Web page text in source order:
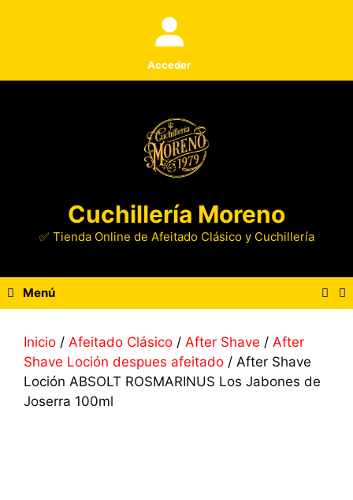
Acceder
Cuchillería Moreno
✅ Tienda Online de Afeitado Clásico y Cuchillería
Menú
Inicio / Afeitado Clásico / After Shave / After
Shave Loción despues afeitado / After Shave
Loción ABSOLT ROSMARINUS Los Jabones de
Joserra 100ml